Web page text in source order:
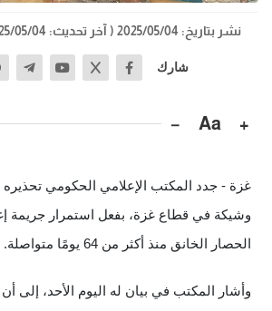
نشر بتاريخ: 2025/05/04 ( آخر تحديث: 2025/05/04 الساعة: 06:34 )
شارك
+
Aa
−
غزة - جدد المكتب الإعلامي الحكومي تحذيره
وشيكة في قطاع غزة، بفعل استمرار جريمة
الحصار الخانق منذ أكثر من 64 يومًا متواصلة.
وأشار المكتب في بيان له اليوم الأحد، إلى أن